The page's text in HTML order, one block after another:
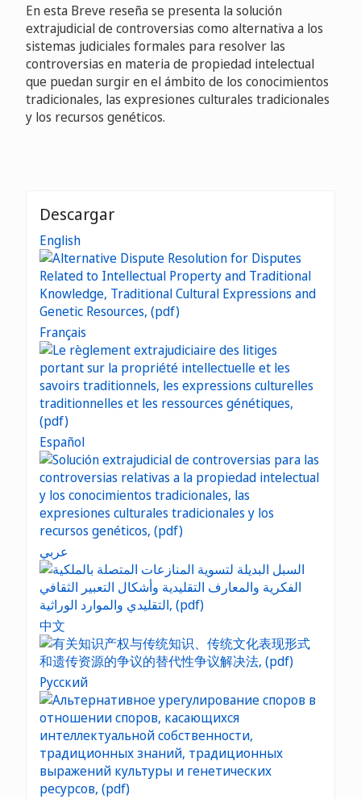
En esta Breve reseña se presenta la solución
extrajudicial de controversias como alternativa a los
sistemas judiciales formales para resolver las
controversias en materia de propiedad intelectual
que puedan surgir en el ámbito de los conocimientos
tradicionales, las expresiones culturales tradicionales
y los recursos genéticos.
Descargar
English
Français
Español
عربي
中文
Русский